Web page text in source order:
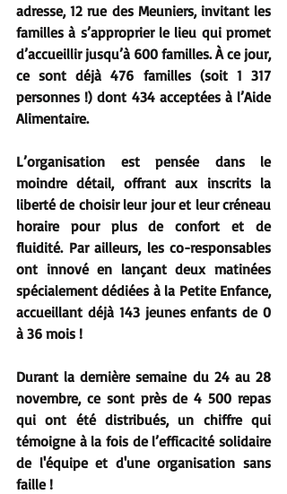
adresse, 12 rue des Meuniers, invitant les
familles à s’approprier le lieu qui promet
d’accueillir jusqu’à 600 familles. À ce jour,
ce sont déjà 476 familles (soit 1 317
personnes !) dont 434 acceptées à l’Aide
Alimentaire.
L’organisation est pensée dans le
moindre détail, offrant aux inscrits la
liberté de choisir leur jour et leur créneau
horaire pour plus de confort et de
fluidité. Par ailleurs, les co-responsables
ont innové en lançant deux matinées
spécialement dédiées à la Petite Enfance,
accueillant déjà 143 jeunes enfants de 0
à 36 mois !
Durant la dernière semaine du 24 au 28
novembre, ce sont près de 4 500 repas
qui ont été distribués, un chiffre qui
témoigne à la fois de l’efficacité solidaire
de l'équipe et d'une organisation sans
faille !